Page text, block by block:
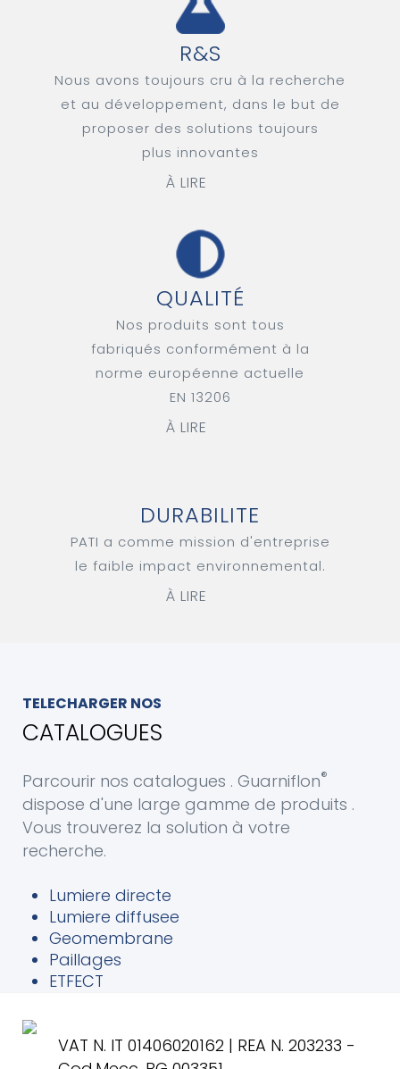
R&S
Nous avons toujours cru à la recherche
et au développement, dans le but de
proposer des solutions toujours
plus innovantes
À LIRE
QUALITÉ
Nos produits sont tous
fabriqués conformément à la
norme européenne actuelle
EN 13206
À LIRE
DURABILITE
PATI a comme mission d'entreprise
le faible impact environnemental.
À LIRE
TELECHARGER NOS
CATALOGUES
Parcourir nos catalogues . Guarniflon®
dispose d'une large gamme de produits .
Vous trouverez la solution à votre
recherche.
Lumiere directe
Lumiere diffusee
Geomembrane
Paillages
ETFECT
VAT N. IT 01406020162 | REA N. 203233 -